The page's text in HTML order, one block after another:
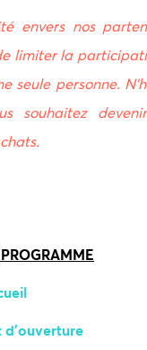
envers nos
limiter la
seule personne.
souhaitez
d'ouverture​